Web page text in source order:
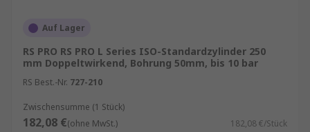
Auf Lager
RS PRO RS PRO L Series ISO-Standardzylinder 250
mm Doppeltwirkend, Bohrung 50mm, bis 10 bar
RS Best.-Nr. 727-210
Zwischensumme (1 Stück)
182,08 €(ohne MwSt.) 182,08 €/Stück